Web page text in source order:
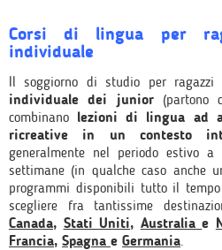
Corsi di lingua per
individuale
Il soggiorno di studio per
individuale dei junior (partono
combinano lezioni di lingua ad
ricreative in un contesto
generalmente nel periodo estivo
settimane (in qualche caso anche
programmi disponibili tutto il tempo
scegliere fra tantissime
Canada, Stati Uniti, Australiae
Francia, Spagna e Germania.